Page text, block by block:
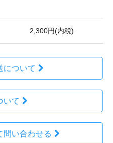
2,300円(内税)
について
いて
問い合わせる